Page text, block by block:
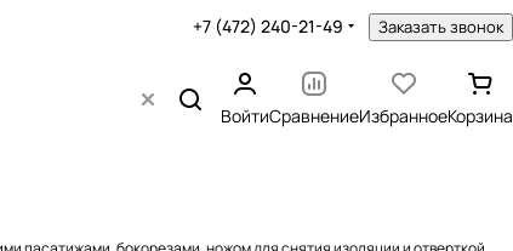
+7 (472) 240-21-49 Заказать звонок
ВойтиСравнениеИзбранноеКорзина